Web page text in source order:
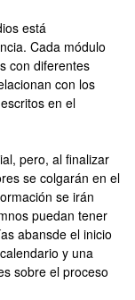
está
Cada módulo
con diferentes
con los
en el
pero, al finalizar
se colgarán en el
se irán
puedan tener
abansde el inicio
y una
sobre el proceso